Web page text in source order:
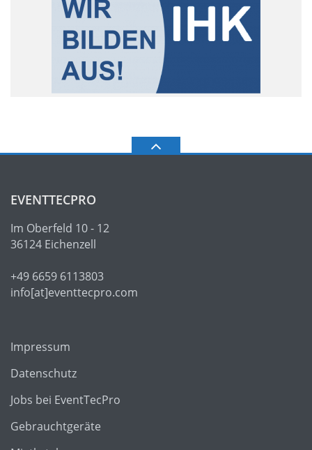
EVENTTECPRO
Im Oberfeld 10 - 12
36124 Eichenzell
+49 6659 6113803
info[at]eventtecpro.com
Impressum
Datenschutz
Jobs bei EventTecPro
Gebrauchtgeräte